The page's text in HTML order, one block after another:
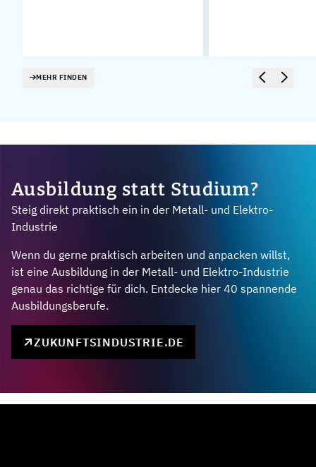
MEHR FINDEN
Ausbildung statt Studium?
Steig direkt praktisch ein in der Metall- und Elektro-
Industrie
Wenn du gerne praktisch arbeiten und anpacken willst,
ist eine Ausbildung in der Metall- und Elektro-Industrie
genau das richtige für dich. Entdecke hier 40 spannende
Ausbildungsberufe.
ZUKUNFTSINDUSTRIE.DE